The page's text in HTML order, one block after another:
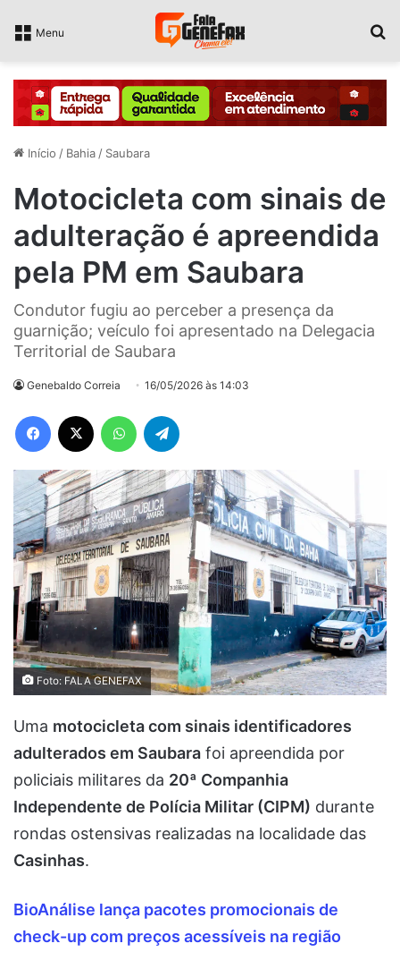
Menu
Início / Bahia / Saubara
Motocicleta com sinais de
adulteração é apreendida
pela PM em Saubara
Condutor fugiu ao perceber a presença da
guarnição; veículo foi apresentado na Delegacia
Territorial de Saubara
Genebaldo Correia 16/05/2026 às 14:03
Facebook WhatsApp
Foto: FALA GENEFAX
Uma motocicleta com sinais identificadores
adulterados em Saubara foi apreendida por
policiais militares da 20ª Companhia
Independente de Polícia Militar (CIPM) durante
rondas ostensivas realizadas na localidade das
Casinhas.
BioAnálise lança pacotes promocionais de
check-up com preços acessíveis na região